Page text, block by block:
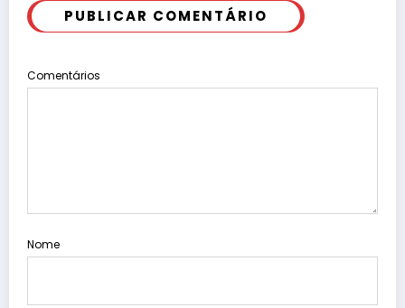
PUBLICAR COMENTÁRIO
Comentários
Nome